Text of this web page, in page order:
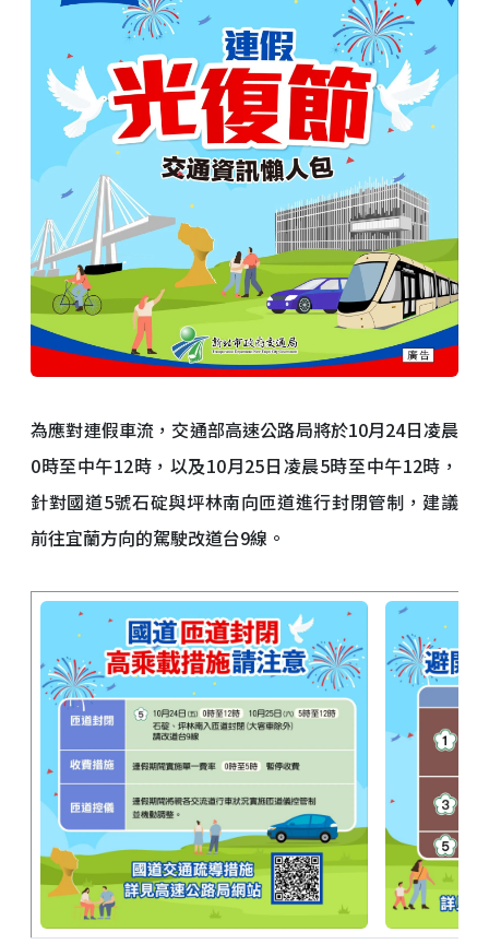
為應對連假車流，交通部高速公路局將於10月24日凌晨
0時至中午12時，以及10月25日凌晨5時至中午12時，
針對國道5號石碇與坪林南向匝道進行封閉管制，建議
前往宜蘭方向的駕駛改道台9線。